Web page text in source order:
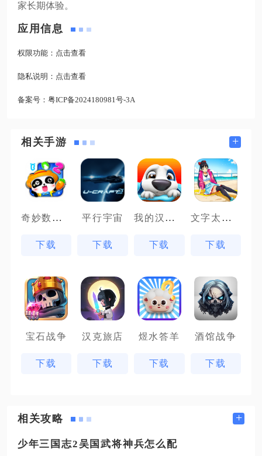
家长期体验。
应用信息
权限功能： 点击查看
隐私说明： 点击查看
备案号： 粤ICP备2024180981号-3A
相关手游 +
奇妙数字农场
下载
平行宇宙
下载
我的汉克狗
下载
文字太疯狂
下载
宝石战争
下载
汉克旅店
下载
煜水答羊
下载
酒馆战争
下载
相关攻略 +
少年三国志2吴国武将神兵怎么配